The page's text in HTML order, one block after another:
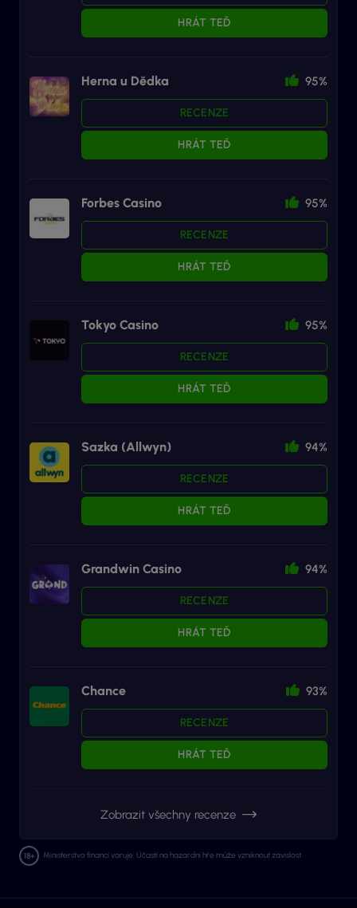
HRÁT TEĎ
Herna u Dědka 95%
RECENZE
HRÁT TEĎ
Forbes Casino 95%
RECENZE
HRÁT TEĎ
Tokyo Casino 95%
RECENZE
HRÁT TEĎ
Sazka (Allwyn) 94%
RECENZE
HRÁT TEĎ
Grandwin Casino 94%
RECENZE
HRÁT TEĎ
Chance 93%
RECENZE
HRÁT TEĎ
Zobrazit všechny recenze
Ministerstvo financí varuje: Účastí na hazardní hře může vzniknout závislost.